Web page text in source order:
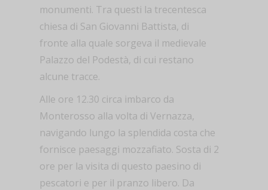
monumenti. Tra questi la trecentesca
chiesa di San Giovanni Battista, di
fronte alla quale sorgeva il medievale
Palazzo del Podestà, di cui restano
alcune tracce.
Alle ore 12.30 circa imbarco da
Monterosso alla volta di Vernazza,
navigando lungo la splendida costa che
fornisce paesaggi mozzafiato. Sosta di 2
ore per la visita di questo paesino di
pescatori e per il pranzo libero. Da